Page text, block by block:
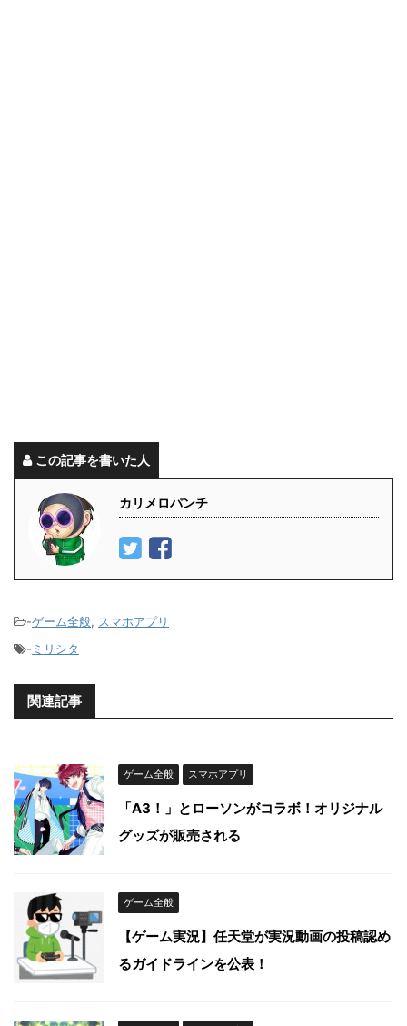
この記事を書いた人
カリメロパンチ
-ゲーム全般, スマホアプリ
- ミリシタ
関連記事
ゲーム全般 スマホアプリ
「A3！」とローソンがコラボ！オリジナル
グッズが販売される
ゲーム全般
【ゲーム実況】任天堂が実況動画の投稿認め
るガイドラインを公表！